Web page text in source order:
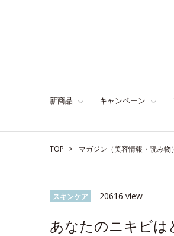
新商品 キャンペーン
TOP マガジン（美容情報・読み物）
スキンケア 20616 view
あなたのニキビは